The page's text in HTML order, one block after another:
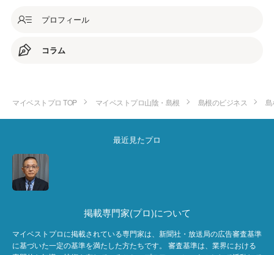
プロフィール
コラム
マイベストプロ TOP マイベストプロ山陰・島根 島根のビジネス
最近見たプロ
掲載専門家(プロ)について
マイベストプロに掲載されている専門家は、新聞社・放送局の広告審査基準
に基づいた一定の基準を満たした方たちです。 審査基準は、業界における